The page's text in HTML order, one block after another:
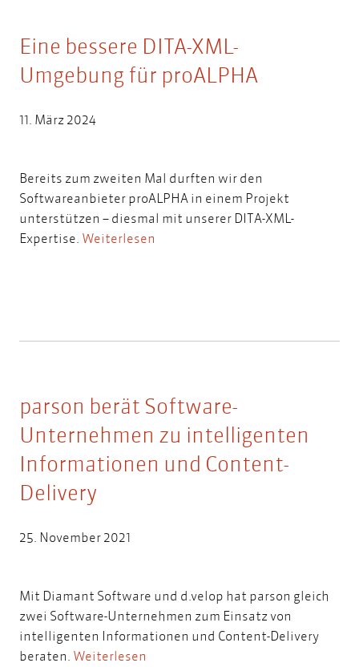
Eine bessere DITA-XML-
Umgebung für proALPHA
11. März 2024
Bereits zum zweiten Mal durften wir den
Softwareanbieter proALPHA in einem Projekt
unterstützen – diesmal mit unserer DITA-XML-
Expertise. Weiterlesen
parson berät Software-
Unternehmen zu intelligenten
Informationen und Content-
Delivery
25. November 2021
Mit Diamant Software und d.velop hat parson gleich
zwei Software-Unternehmen zum Einsatz von
intelligenten Informationen und Content-Delivery
beraten. Weiterlesen